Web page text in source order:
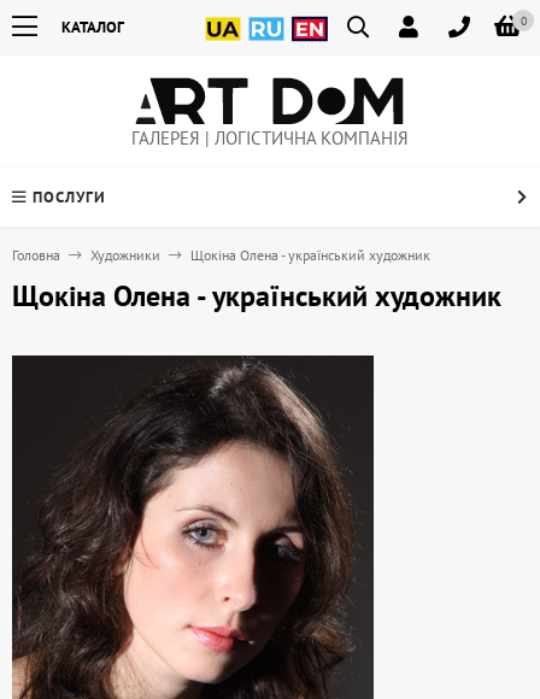
0
КАТАЛОГ
ГАЛЕРЕЯ | ЛОГІСТИЧНА КОМПАНІЯ
ПОСЛУГИ
Головна Художники Щокіна Олена - український художник
Щокіна Олена - український художник